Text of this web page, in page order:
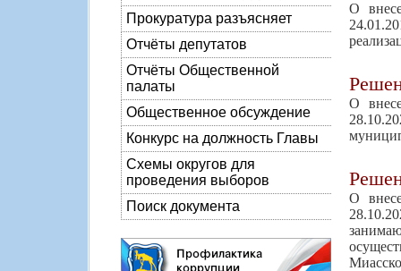
Прокуратура разъясняет
Отчёты депутатов
Отчёты Общественной
палаты
Общественное обсуждение
Конкурс на должность Главы
Схемы округов для
проведения выборов
Поиск документа
О
О
О